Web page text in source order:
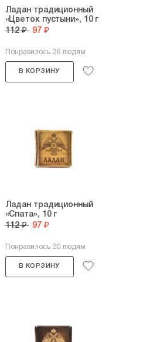
Ладан традиционный
«Цветок пустыни», 10 г
112 ₽ 97 ₽
Понравилось 26 людям
В КОРЗИНУ
Ладан традиционный
«Спата», 10 г
112 ₽ 97 ₽
Понравилось 20 людям
В КОРЗИНУ